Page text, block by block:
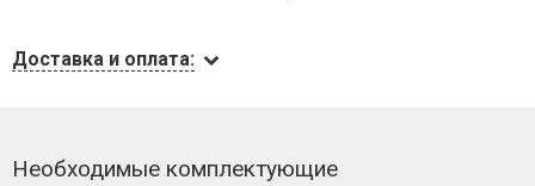
Доставка и оплата:
Необходимые комплектующие